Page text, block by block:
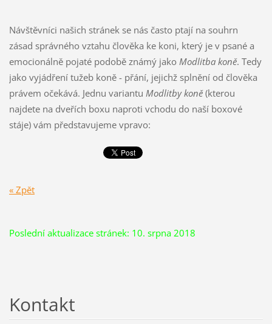
Návštěvníci našich stránek se nás často ptají na souhrn
zásad správného vztahu člověka ke koni, který je v psané a
emocionálně pojaté podobě známý jako Modlitba koně. Tedy
jako vyjádření tužeb koně - přání, jejichž splnění od člověka
právem očekává. Jednu variantu Modlitby koně(kterou
najdete na dveřích boxu naproti vchodu do naší boxové
stáje) vám představujeme vpravo:
« Zpět
Poslední aktualizace stránek: 10. srpna 2018
Kontakt